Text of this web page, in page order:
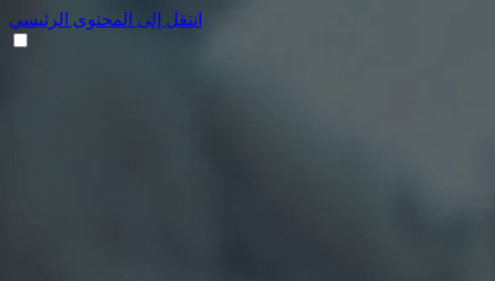
انتقل إلى المحتوى الرئيسي